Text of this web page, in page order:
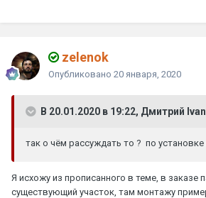
zelenok
Опубликовано 20 января, 2020
В 20.01.2020 в 19:22, Дмитрий
так о чём рассуждать то ? по
Я исхожу из прописанного в теме, в заказе
существующий участок, там монтажу